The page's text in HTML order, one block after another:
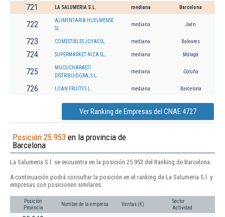
721 LA SALUMERIA S.L. mediana Barcelona
722
ALIMENTARIA HUELMENSE
SL
mediana Jaén
723 COMESTIBLES JOYAS SL. mediana Baleares
724 SUPERMARKET NIZA SL. mediana Málaga
725
MUCUCHARASTI
DISTRIBUIDORA, S.L.
mediana Coruña
726 LOAN FRUITS S.L. mediana Barcelona
Ver Ranking de Empresas del CNAE 4727
Posición 25.953 en la provincia de
Barcelona
La Salumeria S.l. se encuentra en la posición 25.953 del Ranking de Barcelona.
A continuación podrá consultar la posición en el ranking de La Salumeria S.l. y
empresas con posiciones similares:
Posición
Provincia
Nombre de la empresa Ventas (€)
Sector
Actividad